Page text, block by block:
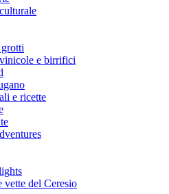
e birrifici
e ricette
vette del Ceresio